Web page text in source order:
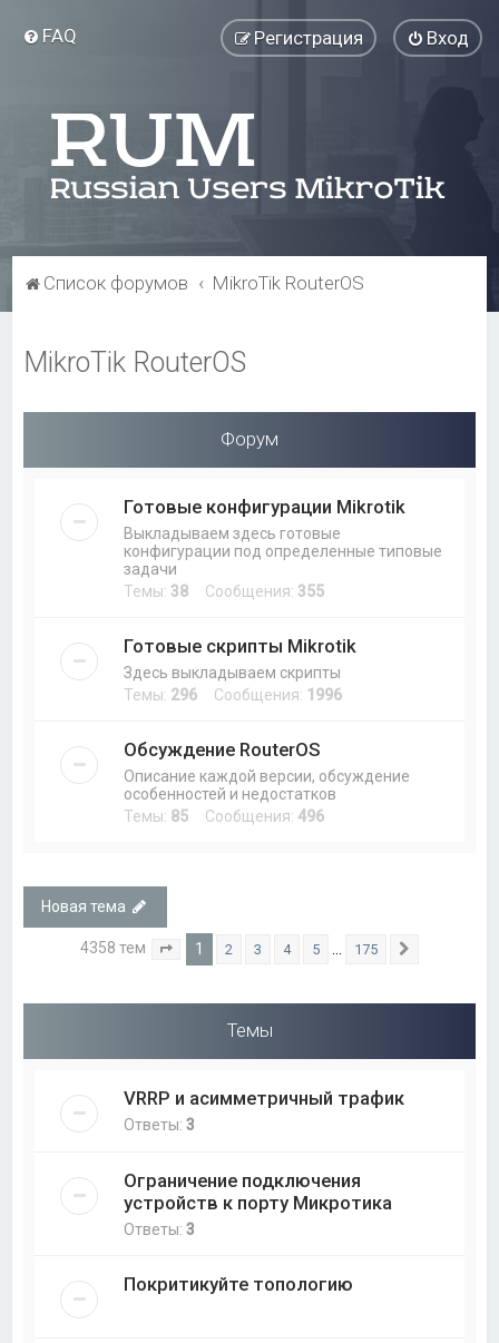
FAQ Вход
Регистрация
Список форумов MikroTik RouterOS
MikroTik RouterOS
Форум
Готовые конфигурации Mikrotik
Выкладываем здесь готовые
конфигурации под определенные типовые
задачи
Темы: 38 Сообщения: 355
Готовые скрипты Mikrotik
Здесь выкладываем скрипты
Темы: 296 Сообщения: 1996
Обсуждение RouterOS
Описание каждой версии, обсуждение
особенностей и недостатков
Темы: 85 Сообщения:496
Новая тема
4358 тем Страница из 175
1 2 3 4 5 175
Темы
VRRP и асимметричный трафик
Ответы:3
Ограничение подключения
устройств к порту Микротика
Ответы:3
Покритикуйте топологию